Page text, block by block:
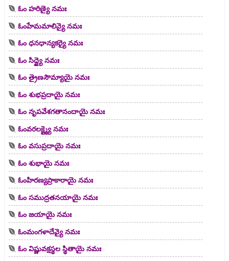
ఓం హరిణ్యై నమః
ఓంహేమమాలిన్యై నమః
ఓం ధనధాన్యకర్యై నమః
ఓం సిద్ధ్యై నమః
ఓం త్రైణసౌమ్యాయై నమః
ఓం శుభప్రదాయై నమః
ఓం నృపవేశగతానందాయై నమః
ఓంవరలక్ష్మ్యై నమః
ఓం వసుప్రదాయై నమః
ఓం శుభాయై నమః
ఓంహిరణ్యప్రాకారాయై నమః
ఓం సముద్రతనయాయై నమః
ఓం జయాయై నమః
ఓంమంగళాదేవ్యై నమః
ఓం విష్ణువక్షస్థల స్థితాయై నమః